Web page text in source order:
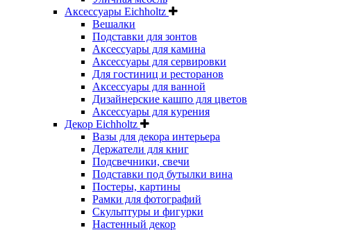
Аксессуары Eichholtz
Вешалки
Подставки для зонтов
Аксессуары для камина
Аксессуары для сервировки
Для гостиниц и ресторанов
Аксессуары для ванной
Дизайнерские кашпо для цветов
Аксессуары для курения
Декор Eichholtz
Вазы для декора интерьера
Держатели для книг
Подсвечники, свечи
Подставки под бутылки вина
Постеры, картины
Рамки для фотографий
Скульптуры и фигурки
Настенный декор